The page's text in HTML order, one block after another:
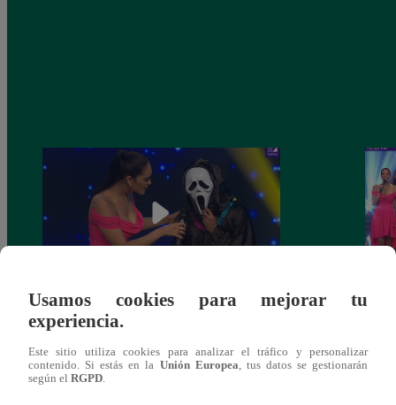
Yo Soy 30 de noviembre del 2018 –
Programa completo
Usamos cookies para mejorar tu
experiencia.
Este sitio utiliza cookies para analizar el tráfico y personalizar
contenido. Si estás en la Unión Europea, tus datos se gestionarán
según el RGPD.